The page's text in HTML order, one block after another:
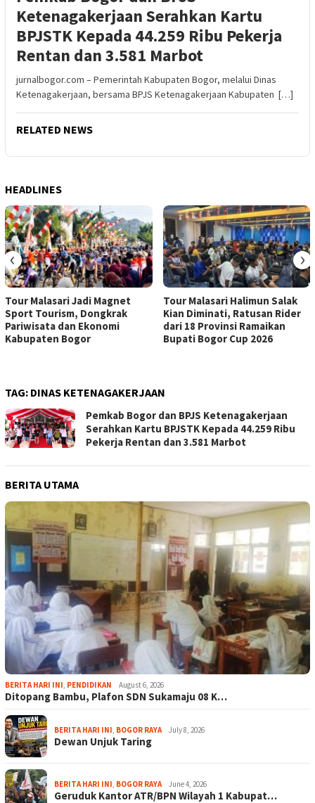
Ketenagakerjaan Serahkan Kartu
BPJSTK Kepada 44.259 Ribu Pekerja
Rentan dan 3.581 Marbot
jurnalbogor.com – Pemerintah Kabupaten Bogor, melalui Dinas
Ketenagakerjaan, bersama BPJS Ketenagakerjaan Kabupaten […]
RELATED NEWS
HEADLINES
Tour Malasari Jadi Magnet
Sport Tourism, Dongkrak
Pariwisata dan Ekonomi
Kabupaten Bogor
Tour Malasari Halimun Salak
Kian Diminati, Ratusan Rider
dari 18 Provinsi Ramaikan
Bupati Bogor Cup 2026
‹ ›
TAG: DINAS KETENAGAKERJAAN
Pemkab Bogor dan BPJS Ketenagakerjaan
Serahkan Kartu BPJSTK Kepada 44.259 Ribu
Pekerja Rentan dan 3.581 Marbot
BERITA UTAMA
BERITA HARI INI, PENDIDIKAN August 6, 2026
Ditopang Bambu, Plafon SDN Sukamaju 08 K…
BERITA HARI INI, BOGOR RAYA July 8, 2026
Dewan Unjuk Taring
BERITA HARI INI, BOGOR RAYA June 4, 2026
Geruduk Kantor ATR/BPN Wilayah 1 Kabupat…